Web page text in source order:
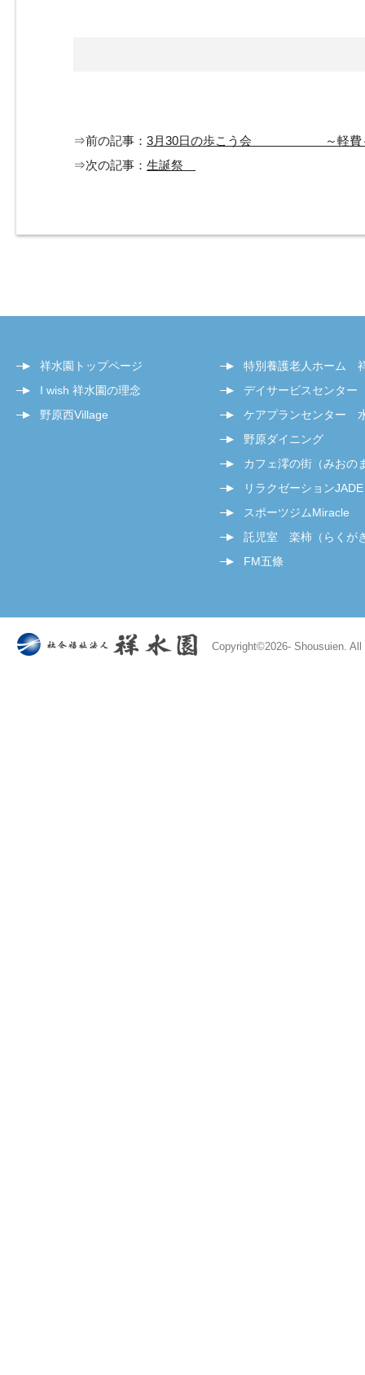
⇒前の記事： 3月30日の歩こう会 ～軽費
⇒次の記事： 生誕祭
祥水園トップページ
I wish 祥水園の理念
野原西Village
特別養護老人ホーム
デイサービスセンタ
ケアプランセンター
野原ダイニング
カフェ澪の街（みおの
リラクゼーションJADE
スポーツジムMiracle
託児室 楽柿（らくが
FM五條
Copyright©2026- Shousuien.